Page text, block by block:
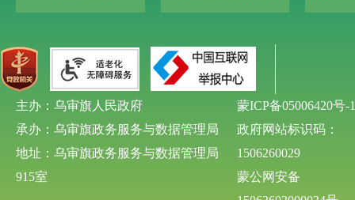
主办：乌审旗人民政府
承办：乌审旗政务服务与数据管理局
地址：乌审旗政务服务与数据管理局
915室
蒙ICP备05006420号-1
政府网站标识码：
1506260029
蒙公网安备